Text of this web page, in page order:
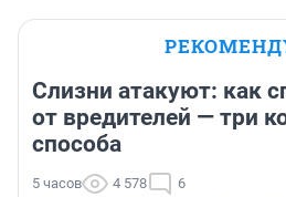
Слизни атакуют: как
от вредителей — три
способа
5 часов 4 578 6